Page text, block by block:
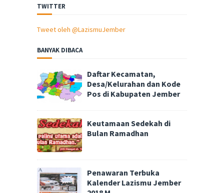
TWITTER
Tweet oleh @LazismuJember
BANYAK DIBACA
Daftar Kecamatan,
Desa/Kelurahan dan Kode
Pos di Kabupaten Jember
Keutamaan Sedekah di
Bulan Ramadhan
Penawaran Terbuka
Kalender Lazismu Jember